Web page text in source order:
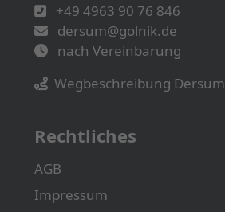
+49 4963 90 76 846
dersum@golnik.de
nach Vereinbarung
Wegbeschreibung Dersum
Rechtliches
AGB
Impressum